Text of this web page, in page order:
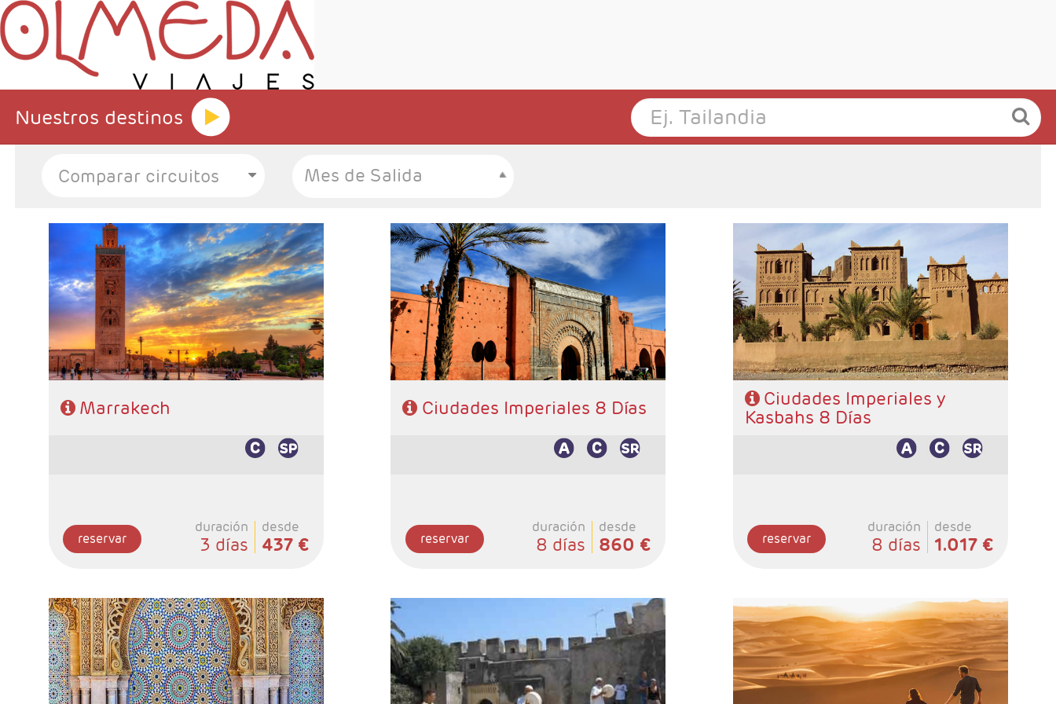
Nuestros destinos
Mes de Salida
Salidas:Diarias
Estancia en Marrakech
Hotel de libre elección
Número de noches, de libre elección
Posibilidad de incluir excursiones
Marrakech
reservar
duración
3 días
desde
437 €
- Salidas: Viernes
- Ruta: Casblanca 1n - Fes 2n - Marrakech 4n
- Categoría hotelera: Basica, Superior y
Prestige
- Régimen: 7 desayunos y 3 cenas
Ciudades Imperiales 8 Días
reservar
duración
8 días
desde
860 €
- Salidas: Lunes, Martes, Sábados y Domingos
- Ruta: Marrakech 2 noches, Fez 2 noches,
Merzouga 1 noche, Ouarzazate 1 noche y
Marrakech 1 noche
- Categoría hotelera: Basica, Superior y
Prestige
- Régimen: 7 desayunos y 4 cenas
Ciudades Imperiales y
Kasbahs 8 Días
reservar
duración
8 días
desde
1.017 €
- Salidas: Viernes y domingos
- Ruta: Marrakech 1n, Casablanca 1n - Tanger
1n - Fes 2n - Merzouga 1n, Ouarzazate
1n,Marrakech 1n
- Categoría hotelera: Básica, Superior y
Prestige
- Régimen: 8 desayunos + 6 cenas
- Ruta: Casablanca 1n - Tanger 1n - Fes 2n -
Merzouga 1n, Ouarzazate 1n,Marrakech 2n
- Categoría hotelera: Básica, Superior y
Prestige
- Régimen: 8 desayunos + 6 cenas
- Salidas: Diarias
- Ruta: Marrakech 4n, Zagora 1n, Dunas de
Merzouga 1n, Ouarzazate 1n
- Categoría hotelera:Standar y Superior
- Régimen: Según itinerario